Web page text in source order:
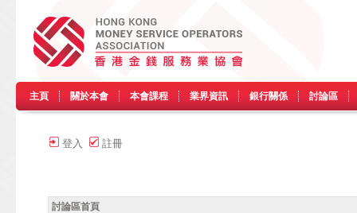
主頁 關於本會 本會課程 業界資訊 銀行關係 討論區
登入 註冊
討論區首頁